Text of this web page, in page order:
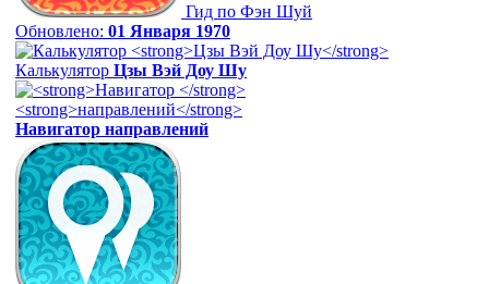
Гид по Фэн Шуй
Обновлено: 01 Января 1970
Калькулятор Цзы Вэй Доу Шу
Навигатор направлений